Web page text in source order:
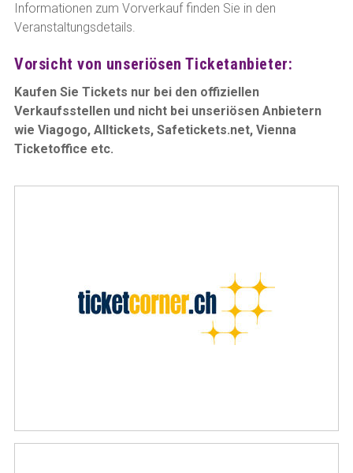
Informationen zum Vorverkauf finden Sie in den
Veranstaltungsdetails.
Vorsicht von unseriösen Ticketanbieter:
Kaufen Sie Tickets nur bei den offiziellen
Verkaufsstellen und nicht bei unseriösen Anbietern
wie Viagogo, Alltickets, Safetickets.net, Vienna
Ticketoffice etc.